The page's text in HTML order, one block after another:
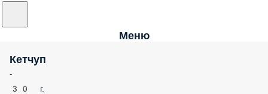
Меню
Кетчуп
-
30 г.